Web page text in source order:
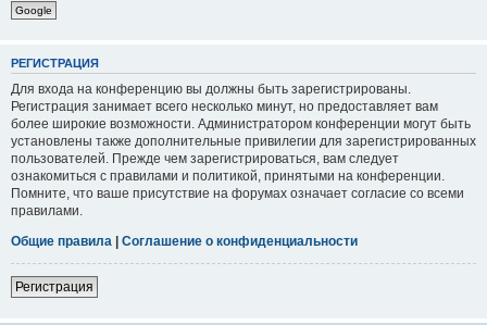
Google
РЕГИСТРАЦИЯ
Для входа на конференцию вы должны быть зарегистрированы.
Регистрация занимает всего несколько минут, но предоставляет вам
более широкие возможности. Администратором конференции могут быть
установлены также дополнительные привилегии для зарегистрированных
пользователей. Прежде чем зарегистрироваться, вам следует
ознакомиться с правилами и политикой, принятыми на конференции.
Помните, что ваше присутствие на форумах означает согласие со всеми
правилами.
Общие правила | Соглашение о конфиденциальности
Регистрация